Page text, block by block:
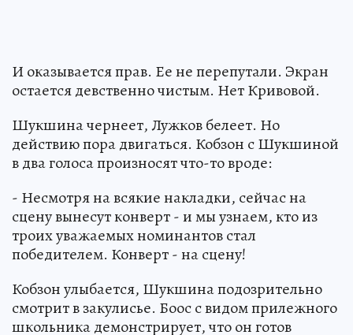
И оказывается прав. Ее не перепутали. Экран
остается девственно чистым. Нет Кривовой.
Шукшина чернеет, Лужков белеет. Но
действию пора двигаться. Кобзон с Шукшиной
в два голоса произносят что-то вроде:
- Несмотря на всякие накладки, сейчас на
сцену вынесут конверт - и мы узнаем, кто из
троих уважаемых номинантов стал
победителем. Конверт - на сцену!
Кобзон улыбается, Шукшина подозрительно
смотрит в закулисье. Боос с видом прилежного
школьника демонстрирует, что он готов